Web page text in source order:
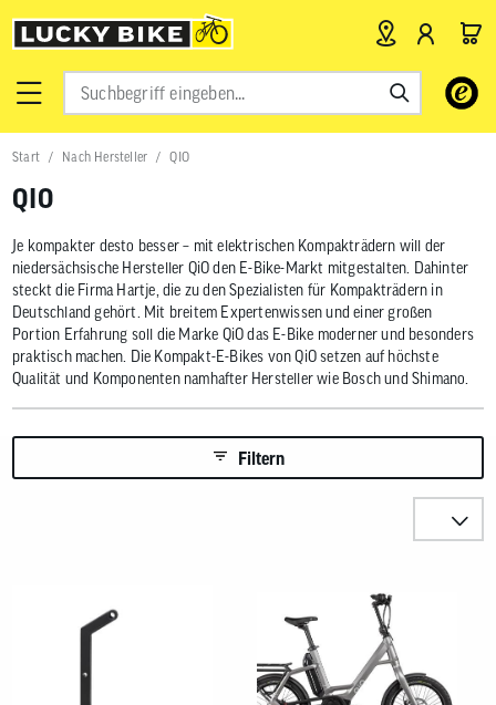
Verwende
Pfeile
nach
das
Ergebnis
Drücke
die
um
gelangen.
Benutzer
Start Nach Hersteller QIO
QIO
Je kompakter desto besser – mit elektrischen Kompakträdern will der
niedersächsische Hersteller QiO den E-Bike-Markt mitgestalten. Dahinter
steckt die Firma Hartje, die zu den Spezialisten für Kompakträdern in
Deutschland gehört. Mit breitem Expertenwissen und einer großen
Portion Erfahrung soll die Marke QiO das E-Bike moderner und besonders
praktisch machen. Die Kompakt-E-Bikes von QiO setzen auf höchste
Qualität und Komponenten namhafter Hersteller wie Bosch und Shimano.
Filtern